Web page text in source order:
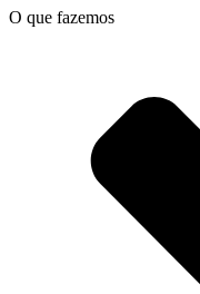
O que fazemos